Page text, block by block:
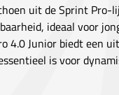
uit de Sprint Pro-
ideaal voor
4.0 Junior biedt een
is voor